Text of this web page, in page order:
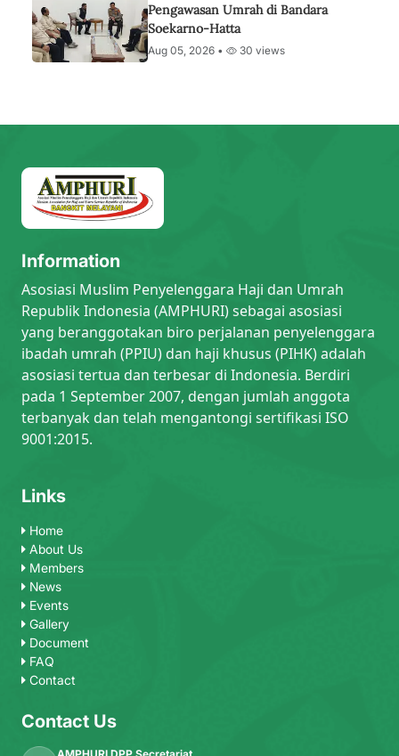
Pengawasan Umrah di Bandara
Soekarno-Hatta
Aug 05, 2026 • 30 views
Information
Asosiasi Muslim Penyelenggara Haji dan Umrah
Republik Indonesia (AMPHURI) sebagai asosiasi
yang beranggotakan biro perjalanan penyelenggara
ibadah umrah (PPIU) dan haji khusus (PIHK) adalah
asosiasi tertua dan terbesar di Indonesia. Berdiri
pada 1 September 2007, dengan jumlah anggota
terbanyak dan telah mengantongi sertifikasi ISO
9001:2015.
Links
Home
About Us
Members
News
Events
Gallery
Document
FAQ
Contact
Contact Us